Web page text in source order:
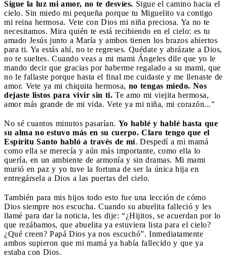
Sigue la luz mi amor, no te desvíes. Sigue el camino hacia el
cielo. Sin miedo mi pequeña porque tu Miguelito va contigo
mi reina hermosa. Vete con Dios mi niña preciosa. Ya no te
necesitamos. Mira quién te está recibiendo en el cielo: es tu
amado Jesús junto a María y ambos tienen los brazos abiertos
para ti. Ya estás ahí, no te regreses. Quédate y abrázate a Dios,
no te sueltes. Cuando veas a mi mami Ángeles dile que yo le
mando decir que gracias por haberme regalado a su mami, que
no le fallaste porque hasta el final me cuidaste y me llenaste de
amor. Vete ya mi chiquita hermosa, no tengas miedo. Nos
dejaste listos para vivir sin ti. Te amo mi viejita hermosa,
amor más grande de mi vida. Vete ya mi niña, mi corazón..."
No sé cuantos minutos pasarían. Yo hablé y hablé hasta que
su alma no estuvo más en su cuerpo. Claro tengo que el
Espíritu Santo habló a través de mí. Despedí a mi mamá
como ella se merecía y aún más importante, como ella lo
quería, en un ambiente de armonía y sin dramas. Mi mami
murió en paz y yo tuve la fortuna de ser la única hija en
entregársela a Dios a las puertas del cielo.
También para mis hijos todo esto fue una lección de cómo
Dios siempre nos escucha. Cuando su abuelita falleció y les
llamé para dar la noticia, les dije: “¿Hijitos, se acuerdan por lo
que rezábamos, que abuelita ya estuviera lista para el cielo?
¿Qué creen? Papá Dios ya nos escuchó”. Inmediatamente
ambos supieron que mi mamá ya había fallecido y que ya
estaba con Dios.